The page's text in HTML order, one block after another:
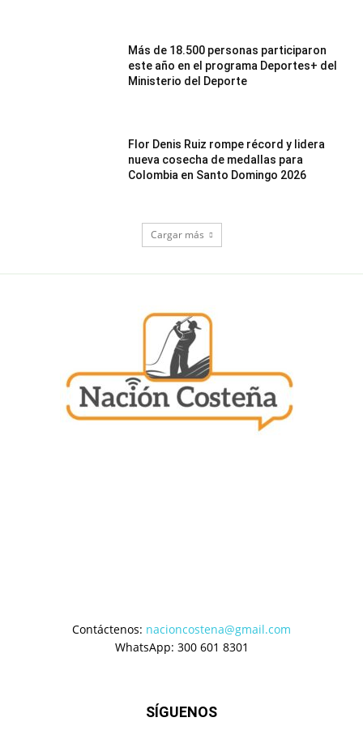
Más de 18.500 personas participaron
este año en el programa Deportes+ del
Ministerio del Deporte
Flor Denis Ruiz rompe récord y lidera
nueva cosecha de medallas para
Colombia en Santo Domingo 2026
Cargar más
Contáctenos: nacioncostena@gmail.com
WhatsApp: 300 601 8301
SÍGUENOS